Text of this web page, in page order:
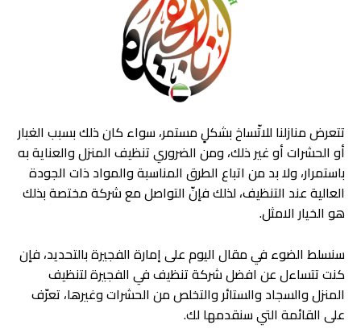
تتعرض منازلنا للاتّساخ بشكلٍ مستمر، سواء كان ذلك بسبب الغبار
أو الحشرات أو غير ذلك، ومن الضروري تنظيف المنزل والعناية به
باستمرار، ولا بد من اتباع الطرق المناسبة والمواد ذات الجودة
العالية عند التنظيف، لذلك فإنّ التواصل مع شركة مختصة بذلك
هو الخيار الامثل.
سنسلط الضوء في مقال اليوم على إمارة الفجيرة بالتحديد، فإن
كنت تتساءل عن افضل شركة تنظيف في الفجيرة لتنظيف
المنزل والسجاد والستائر والتخلص من الحشرات وغيرها، تعرّف
على القائمة التي سنقدمها لك.